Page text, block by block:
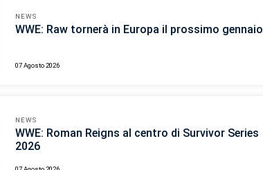
NEWS
WWE: Raw tornerà in Europa il prossimo gennaio
07 Agosto 2026
NEWS
WWE: Roman Reigns al centro di Survivor Series
2026